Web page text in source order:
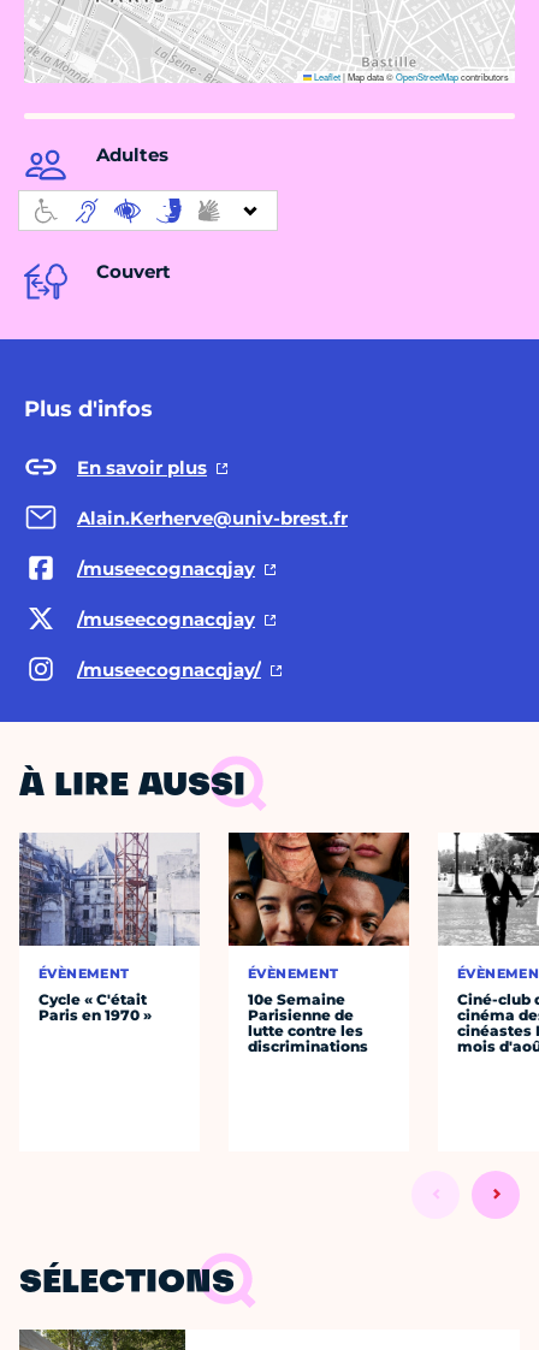
Leaflet|Map data ©OpenStreetMapcontributors
Adultes
Couvert
Plus d'infos
En savoir plus
Alain.Kerherve@univ-brest.fr
/museecognacqjay
/museecognacqjay
/museecognacqjay/
À LIRE AUSSI
ÉVÈNEMENT
Cycle « C'était
Paris en 1970 »
ÉVÈNEMENT
10e Semaine
Parisienne de
lutte contre les
discriminations
Ciné-club
cinéma
cinéastes
mois
SÉLECTIONS